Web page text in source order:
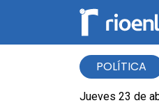
POLÍTICA
Jueves 23 de